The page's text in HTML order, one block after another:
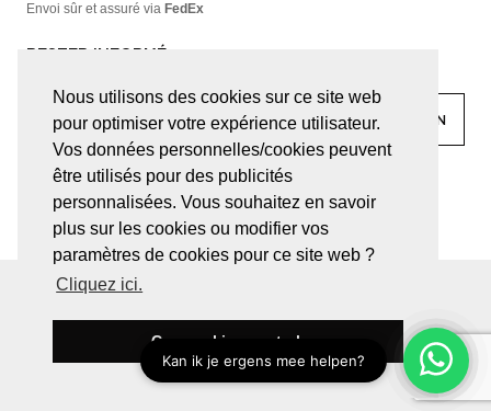
Nous utilisons des cookies sur ce site web
pour optimiser votre expérience utilisateur.
Vos données personnelles/cookies peuvent
être utilisés pour des publicités
personnalisées. Vous souhaitez en savoir
plus sur les cookies ou modifier vos
paramètres de cookies pour ce site web ?
Cliquez ici.
Ces cookies sont ok
Envoi sûr et assuré via FedEx
facebook linkedin
SITE PAR